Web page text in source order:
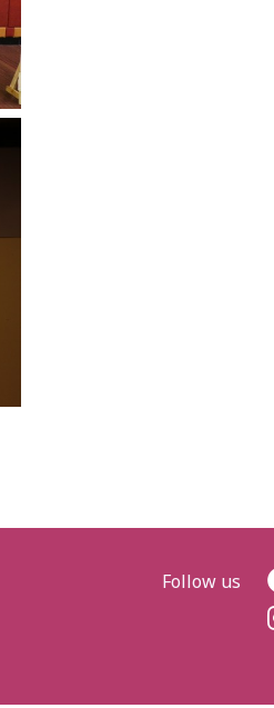
Follow us